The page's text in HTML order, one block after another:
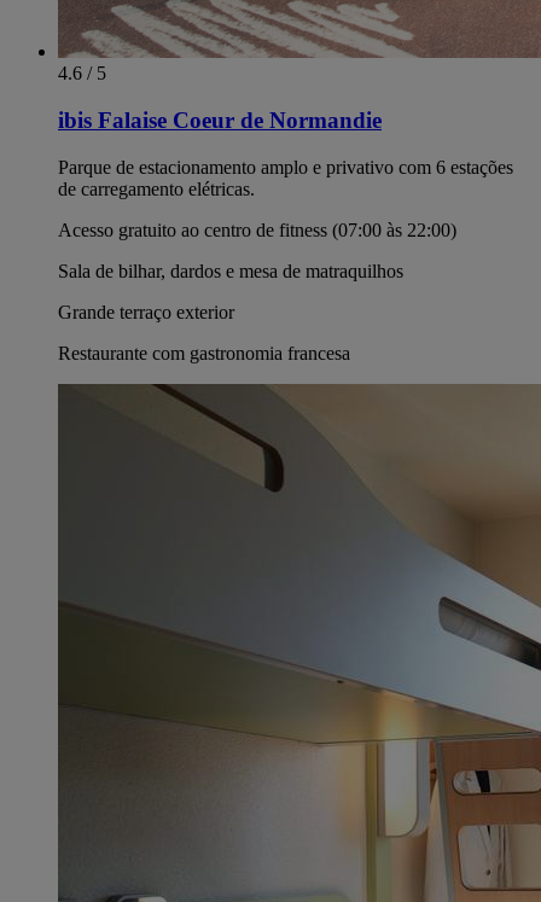
4.6 / 5
ibis Falaise Coeur de Normandie
Parque de estacionamento amplo e privativo com 6 estações
de carregamento elétricas.
Acesso gratuito ao centro de fitness (07:00 às 22:00)
Sala de bilhar, dardos e mesa de matraquilhos
Grande terraço exterior
Restaurante com gastronomia francesa